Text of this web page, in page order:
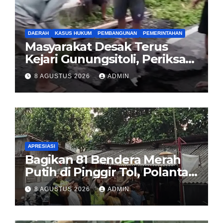
DAERAH KASUS HUKUM PEMBANGUNAN PEMERINTAHAN
Masyarakat Desak Terus
Kejari Gunungsitoli, Periksa
dan Usut Tuntas Dugaan
Korupsi Proyek Jalan
Sirombu-Afulu (MYC) Senilai
Rp321 Miliar
8 AGUSTUS 2026 ADMIN
APRESIASI
Bagikan 81 Bendera Merah
Putih di Pinggir Tol, Polantas
Karib BSD Ajak Warga Miskin
Kibarkan Sang Saka
8 AGUSTUS 2026 ADMIN